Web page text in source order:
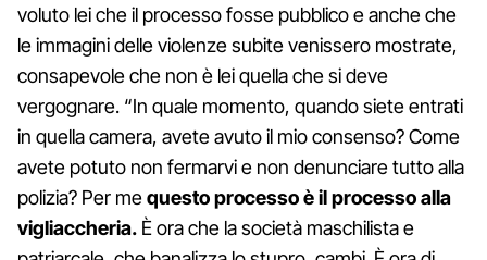
voluto lei che il processo fosse pubblico e anche che
le immagini delle violenze subite venissero mostrate,
consapevole che non è lei quella che si deve
vergognare. “In quale momento, quando siete entrati
in quella camera, avete avuto il mio consenso? Come
avete potuto non fermarvi e non denunciare tutto alla
polizia? Per mequesto processo è il processo alla
vigliaccheria. È ora che la società maschilista e